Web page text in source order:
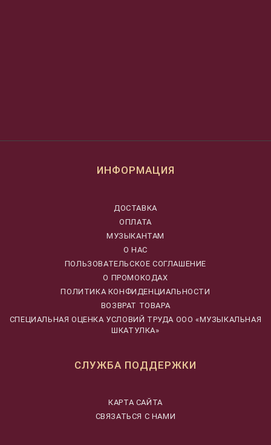
ИНФОРМАЦИЯ
ДОСТАВКА
ОПЛАТА
МУЗЫКАНТАМ
О НАС
ПОЛЬЗОВАТЕЛЬСКОЕ СОГЛАШЕНИЕ
О ПРОМОКОДАХ
ПОЛИТИКА КОНФИДЕНЦИАЛЬНОСТИ
ВОЗВРАТ ТОВАРА
CПЕЦИАЛЬНАЯ ОЦЕНКА УСЛОВИЙ ТРУДА ООО «МУЗЫКАЛЬНАЯ
ШКАТУЛКА»
СЛУЖБА ПОДДЕРЖКИ
КАРТА САЙТА
СВЯЗАТЬСЯ С НАМИ